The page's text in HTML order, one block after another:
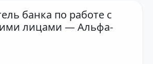
банка по работе с
лицами — Альфа-